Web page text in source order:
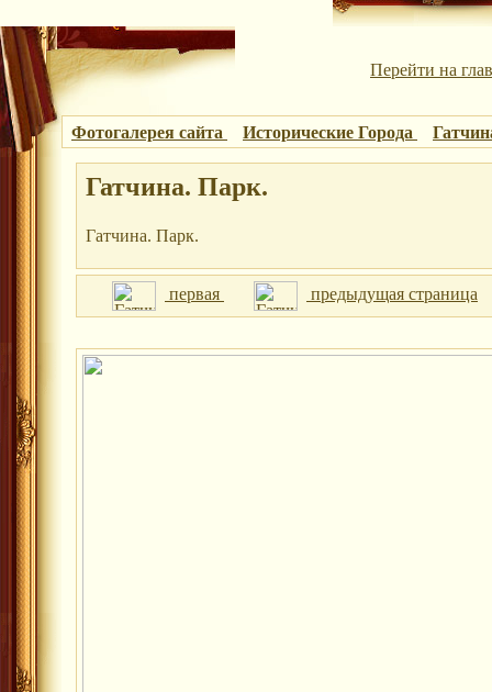
Перейти на
Фотогалерея сайта Исторические Города
Гатчина. Парк.
Гатчина. Парк.
первая предыдущая страница